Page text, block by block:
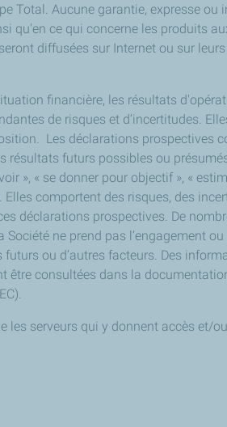
Total. Aucune garantie, expresse ou
qu'en ce qui concerne les produits
diffusées sur Internet ou sur
financière, les résultats
de risques et d’incertitudes.
Les déclarations prospectives
futurs possibles ou
», « se donner pour objectif », «
comportent des risques, des
déclarations prospectives. De
ne prend pas l’engagement
ou d’autres facteurs. Des
être consultées dans la
les serveurs qui y donnent accès et/